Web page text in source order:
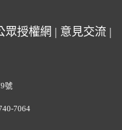
眾授權網 | 意見交流 |
號
7064